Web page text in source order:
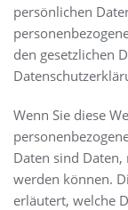
persönlichen
den gesetzlichen
Wenn Sie diese
Daten sind
werden können.
erläutert, welche